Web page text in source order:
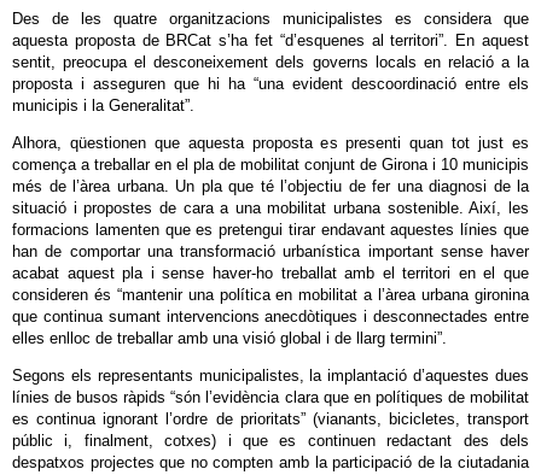
Des de les quatre organitzacions municipalistes es considera que
aquesta proposta de BRCat s’ha fet “d’esquenes al territori”. En aquest
sentit, preocupa el desconeixement dels governs locals en relació a la
proposta i asseguren que hi ha “una evident descoordinació entre els
municipis i la Generalitat”.
Alhora, qüestionen que aquesta proposta es presenti quan tot just es
comença a treballar en el pla de mobilitat conjunt de Girona i 10 municipis
més de l’àrea urbana. Un pla que té l’objectiu de fer una diagnosi de la
situació i propostes de cara a una mobilitat urbana sostenible. Així, les
formacions lamenten que es pretengui tirar endavant aquestes línies que
han de comportar una transformació urbanística important sense haver
acabat aquest pla i sense haver-ho treballat amb el territori en el que
consideren és “mantenir una política en mobilitat a l’àrea urbana gironina
que continua sumant intervencions anecdòtiques i desconnectades entre
elles enlloc de treballar amb una visió global i de llarg termini”.
Segons els representants municipalistes, la implantació d’aquestes dues
línies de busos ràpids “són l’evidència clara que en polítiques de mobilitat
es continua ignorant l’ordre de prioritats” (vianants, bicicletes, transport
públic i, finalment, cotxes) i que es continuen redactant des dels
despatxos projectes que no compten amb la participació de la ciutadania